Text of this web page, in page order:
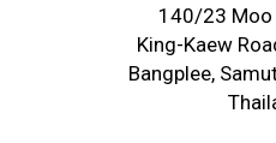
140/23 Moo
King-Kaew
Bangplee,